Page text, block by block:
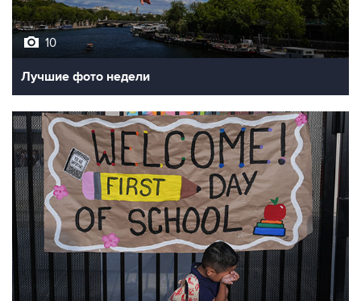
10
Лучшие фото недели
10